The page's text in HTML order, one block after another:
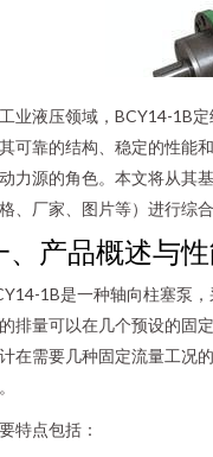
业液压领域，BCY14-1B
可靠的结构、稳定的性能
力源的角色。本文将从其
、厂家、图片等）进行综合
、产品概述与
1B是一种轴向柱塞泵
排量可以在几个预设的固
在需要几种固定流量工况
特点包括：